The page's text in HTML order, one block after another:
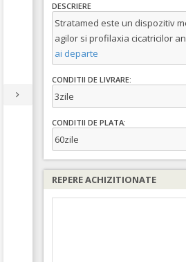
DESCRIERE
Stratamed este un dispozitiv
agilor si profilaxia cicatricilor
ai departe
CONDITII DE LIVRARE:
3zile
CONDITII DE PLATA:
60zile
REPERE ACHIZITIONATE